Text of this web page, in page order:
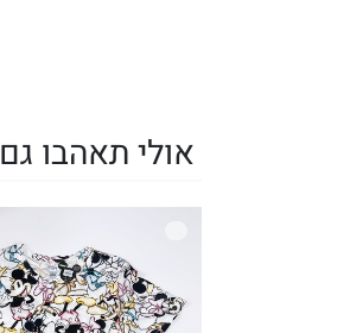
אולי תאהבו גם